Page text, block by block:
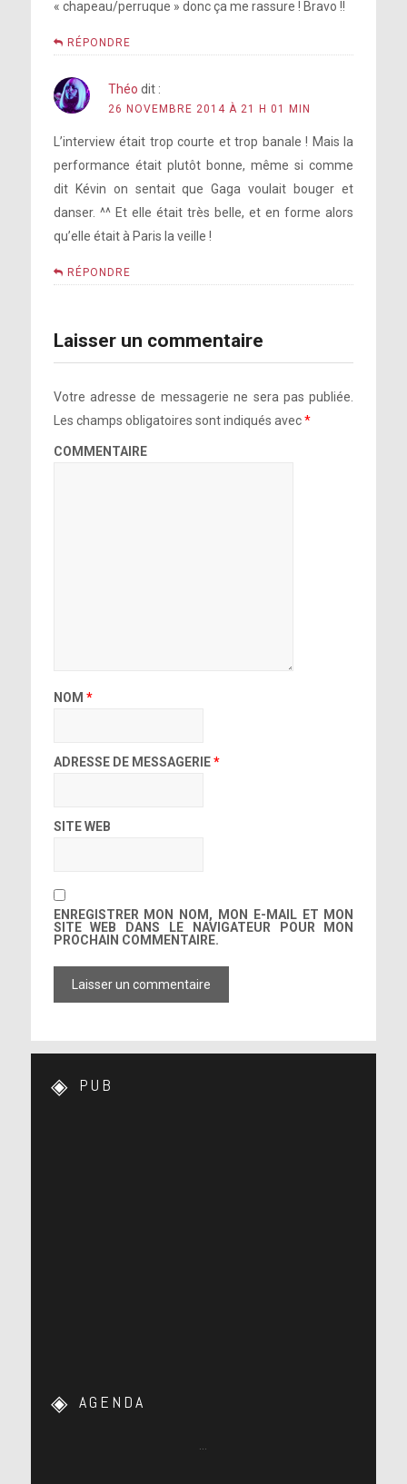
« chapeau/perruque » donc ça me rassure ! Bravo !!
RÉPONDRE
Théo dit :
26 NOVEMBRE 2014 À 21 H 01 MIN
L’interview était trop courte et trop banale ! Mais la
performance était plutôt bonne, même si comme
dit Kévin on sentait que Gaga voulait bouger et
danser. ^^ Et elle était très belle, et en forme alors
qu’elle était à Paris la veille !
RÉPONDRE
Laisser un commentaire
Votre adresse de messagerie ne sera pas publiée.
Les champs obligatoires sont indiqués avec*
COMMENTAIRE
NOM *
ADRESSE DE MESSAGERIE*
SITE WEB
ENREGISTRER MON NOM, MON E-MAIL ET MON
SITE WEB DANS LE NAVIGATEUR POUR MON
PROCHAIN COMMENTAIRE.
PUB
AGENDA
…